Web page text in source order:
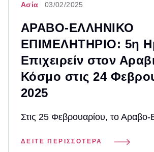
Ασία 03/02/2025
ΑΡΑΒΟ-ΕΛΛΗΝΙΚΟ
ΕΠΙΜΕΛΗΤΗΡΙΟ: 5η
Επιχειρείν στον
Κόσμο στις 24
2025
Στις 25 Φεβρουαρίου, το Αραβο-
ΔΕΊΤΕ ΠΕΡΙΣΣΌΤΕΡΑ